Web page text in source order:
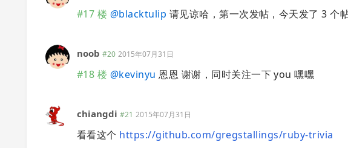
#17 楼 @blacktulip 请见谅哈，第一次发帖，今天发了 3 个
noob #20 2015年07月31日
#18 楼 @kevinyu 恩恩 谢谢，同时关注一下 you 嘿嘿
chiangdi #21 2015年07月31日
看看这个 https://github.com/gregstallings/ruby-trivia